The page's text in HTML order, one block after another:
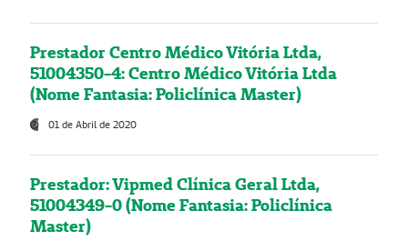
Prestador Centro Médico Vitória Ltda,
51004350-4: Centro Médico Vitória Ltda
(Nome Fantasia: Policlínica Master)
01 de Abril de 2020
Prestador: Vipmed Clínica Geral Ltda,
51004349-0 (Nome Fantasia: Policlínica
Master)